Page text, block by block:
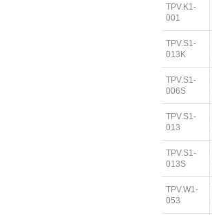
TPV.K1-
001
TPV.S1-
013K
TPV.S1-
006S
TPV.S1-
013
TPV.S1-
013S
TPV.W1-
053